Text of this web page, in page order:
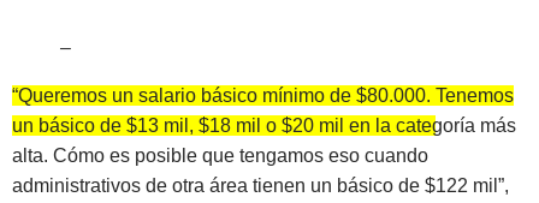
–
“Queremos un salario básico mínimo de $80.000. Tenemos
un básico de $13 mil, $18 mil o $20 mil en la categoría más
alta. Cómo es posible que tengamos eso cuando
administrativos de otra área tienen un básico de $122 mil”,